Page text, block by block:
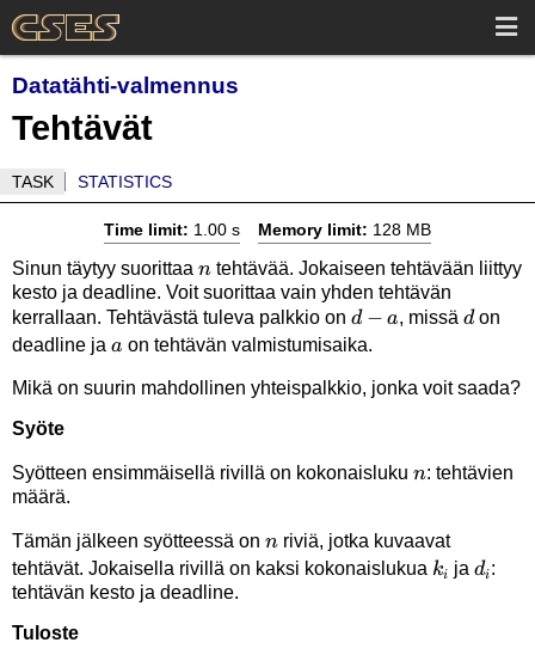
Datatähti-valmennus
Tehtävät
TASK STATISTICS
Time limit: 1.00 s Memory limit: 128 MB
Sinun täytyy suorittaa n
ntehtävää. Jokaiseen tehtävään liittyy
kesto ja deadline. Voit suorittaa vain yhden tehtävän
kerrallaan. Tehtävästä tuleva palkkio on d-
a
d − a, missäd
don
deadline ja a
a on tehtävän valmistumisaika.
Mikä on suurin mahdollinen yhteispalkkio, jonka voit saada?
Syöte
Syötteen ensimmäisellä rivillä on kokonaisluku n
n: tehtävien
määrä.
Tämän jälkeen syötteessä on n
nriviä, jotka kuvaavat
tehtävät. Jokaisella rivillä on kaksi kokonaislukua k_i
ki jad_i
di:
tehtävän kesto ja deadline.
Tuloste